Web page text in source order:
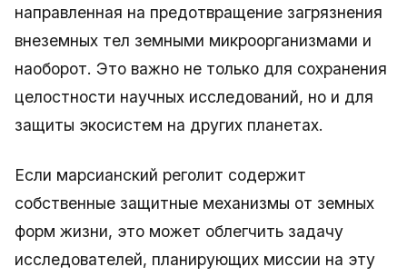
направленная на предотвращение загрязнения
внеземных тел земными микроорганизмами и
наоборот. Это важно не только для сохранения
целостности научных исследований, но и для
защиты экосистем на других планетах.
Если марсианский реголит содержит
собственные защитные механизмы от земных
форм жизни, это может облегчить задачу
исследователей, планирующих миссии на эту